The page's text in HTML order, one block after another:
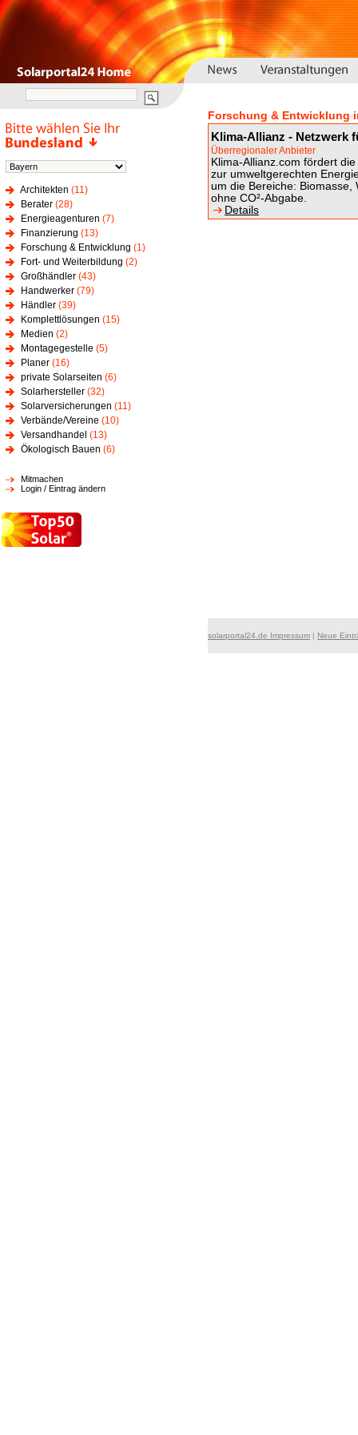
Architekten (11)
Berater (28)
Energieagenturen (7)
Finanzierung (13)
Forschung & Entwicklung (1)
Fort- und Weiterbildung (2)
Großhändler (43)
Handwerker (79)
Händler (39)
Komplettlösungen (15)
Medien (2)
Montagegestelle (5)
Planer (16)
private Solarseiten (6)
Solarhersteller (32)
Solarversicherungen (11)
Verbände/Vereine (10)
Versandhandel (13)
Ökologisch Bauen (6)
Mitmachen
Login / Eintrag ändern
Forschung & Entwicklung
Klima-Allianz - Netzwerk
Überregionaler Anbieter
Klima-Allianz.com fördert
zur umweltgerechten
um die Bereiche:
ohne CO²-Abgabe.
Details
solarportal24.de Impressum | Neue